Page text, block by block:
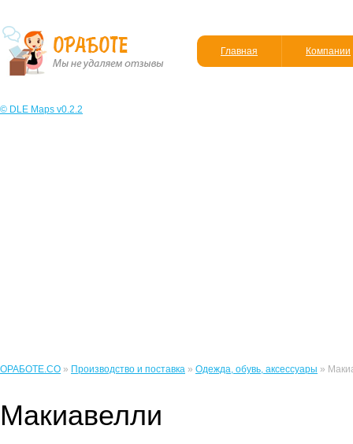
Главная Компании
© DLE Maps v0.2.2
ОРАБОТЕ.CO » Производство и поставка » Одежда, обувь, аксессуары »
Макиавелли